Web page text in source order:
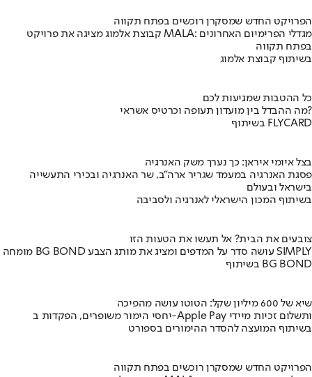
הפרויקט החדש שמסקרן רוכשים בפתח תקווה
קבוצת אלמוג מציגה את פרויקט MALA: מגדלי הפרימיום האחרונים
בפתח תקווה
בשיתוף קבוצת אלמוג
כל ההטבות שמגיעות לכם
מה ההבדל בין מועדון תעופה וכרטיס אשראי?
בשיתוף FLYCARD
בצל איומי איראן: כך נערך משק האנרגיה
פסגת האנרגיה במעמד שגריר ארה"ב, שר האנרגיה ובכירי התעשייה
בישראל ובעולם
בשיתוף המכון הישראלי לאנרגיה ולסביבה
צובעים את הבית? אל תעשו את הטעות הזו
מומחה BG BOND עושה סדר על המדפים ומציג את מותג הצבע SIMPLY
בשיתוף BG BOND
שיא של 600 מיליון שקל: הטוטו עושה מהפיכה
יחסי הימור משופרים, הפקדות ב-Apple Pay ותשלום זכיות מיידי
בשיתוף המועצה להסדר ההימורים בספורט
הפרויקט החדש שמסקרן רוכשים בפתח תקווה